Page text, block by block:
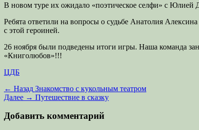
В новом туре их ожидало «поэтическое селфи» с Юлией
Ребята ответили на вопросы о судьбе Анатолия
с этой героиней.
26 ноября были подведены итоги игры. Наша команда
«Книголюбов»!!!
Категории
ЦДБ
Навигация
по
записям
← Назад Предыдущая
запись:
Знакомство с кукольным театром
Далее → Следующая
Путешествие в сказку
Добавить комментарий